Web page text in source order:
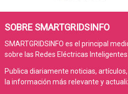
SOBRE SMARTGRIDSINFO
SMARTGRIDSINFO es el principal
sobre las Redes Eléctricas Inteligentes.
Publica diariamente noticias,
la información más relevante y